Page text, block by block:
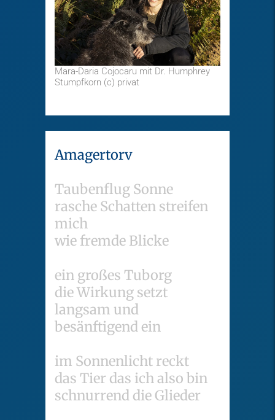
Mara-Daria Cojocaru mit Dr. Humphrey
Stumpfkorn (c) privat
Amagertorv
Taubenflug Sonne
rasche Schatten streifen
mich
wie fremde Blicke
ein großes Tuborg
die Wirkung setzt
langsam und
besänftigend ein
im Sonnenlicht reckt
das Tier das ich also bin
schnurrend die Glieder